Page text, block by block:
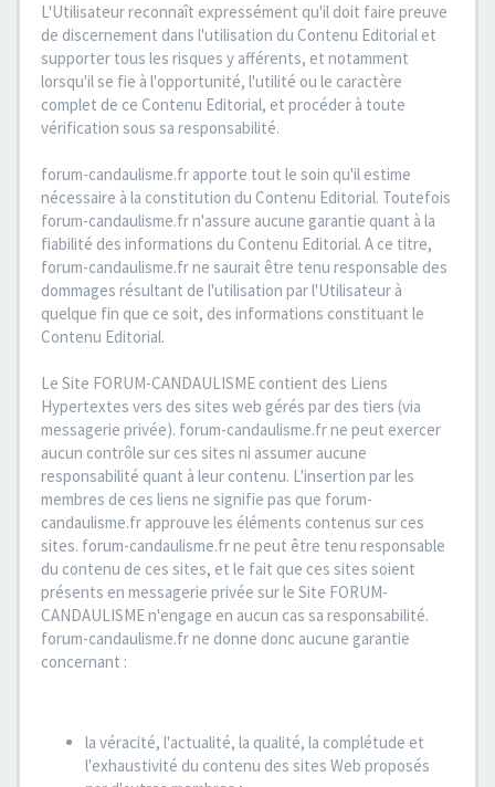
L'Utilisateur reconnaît expressément qu'il doit faire preuve
de discernement dans l'utilisation du Contenu Editorial et
supporter tous les risques y afférents, et notamment
lorsqu'il se fie à l'opportunité, l'utilité ou le caractère
complet de ce Contenu Editorial, et procéder à toute
vérification sous sa responsabilité.
forum-candaulisme.fr apporte tout le soin qu'il estime
nécessaire à la constitution du Contenu Editorial. Toutefois
forum-candaulisme.fr n'assure aucune garantie quant à la
fiabilité des informations du Contenu Editorial. A ce titre,
forum-candaulisme.fr ne saurait être tenu responsable des
dommages résultant de l'utilisation par l'Utilisateur à
quelque fin que ce soit, des informations constituant le
Contenu Editorial.
Le Site FORUM-CANDAULISME contient des Liens
Hypertextes vers des sites web gérés par des tiers (via
messagerie privée). forum-candaulisme.fr ne peut exercer
aucun contrôle sur ces sites ni assumer aucune
responsabilité quant à leur contenu. L'insertion par les
membres de ces liens ne signifie pas que forum-
candaulisme.fr approuve les éléments contenus sur ces
sites. forum-candaulisme.fr ne peut être tenu responsable
du contenu de ces sites, et le fait que ces sites soient
présents en messagerie privée sur le Site FORUM-
CANDAULISME n'engage en aucun cas sa responsabilité.
forum-candaulisme.fr ne donne donc aucune garantie
concernant :
la véracité, l'actualité, la qualité, la complétude et
l'exhaustivité du contenu des sites Web proposés